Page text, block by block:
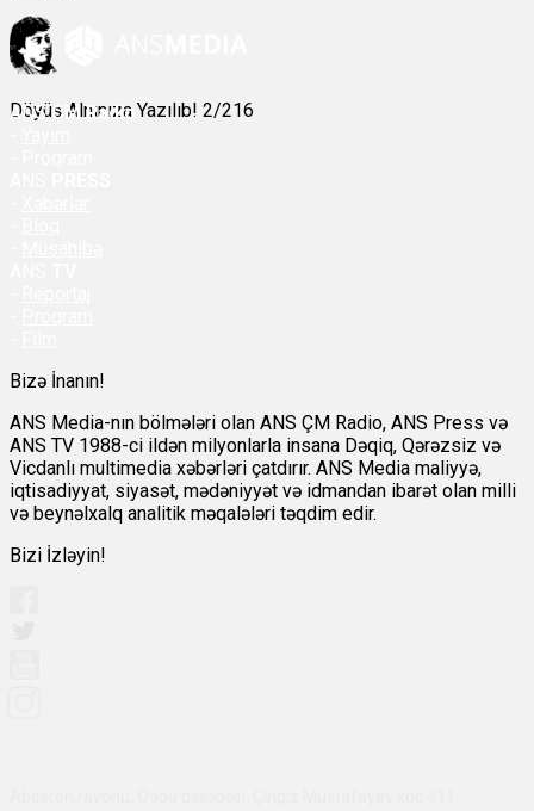
Döyüş Alnınıza Yazılıb! 2/216
ANSÇM Radio
Bizə İnanın!
ANS Media-nın bölmələri olan ANS ÇM Radio, ANS Press və
ANS TV 1988-ci ildən milyonlarla insana Dəqiq, Qərəzsiz və
Vicdanlı multimedia xəbərləri çatdırır. ANS Media maliyyə,
iqtisadiyyat, siyasət, mədəniyyət və idmandan ibarət olan milli
və beynəlxalq analitik məqalələri təqdim edir.
Bizi İzləyin!